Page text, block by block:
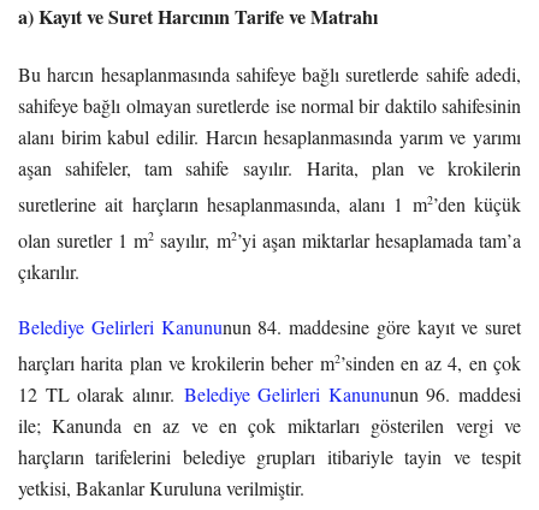
a) Kayıt ve Suret Harcının Tarife ve Matrahı
Bu harcın hesaplanmasında sahifeye bağlı suretlerde sahife adedi,
sahifeye bağlı olmayan suretlerde ise normal bir daktilo sahifesinin
alanı birim kabul edilir. Harcın hesaplanmasında yarım ve yarımı
aşan sahifeler, tam sahife sayılır. Harita, plan ve krokilerin
suretlerine ait harçların hesaplanmasında, alanı 1 m2’den küçük
olan suretler 1 m2 sayılır, m2’yi aşan miktarlar hesaplamada tam’a
çıkarılır.
Belediye Gelirleri Kanununun 84. maddesine göre kayıt ve suret
harçları harita plan ve krokilerin beher m2’sinden en az 4, en çok
12 TL olarak alınır. Belediye Gelirleri Kanununun 96. maddesi
ile; Kanunda en az ve en çok miktarları gösterilen vergi ve
harçların tarifelerini belediye grupları itibariyle tayin ve tespit
yetkisi, Bakanlar Kuruluna verilmiştir.